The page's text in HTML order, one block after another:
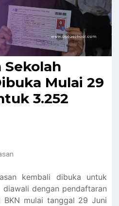
Mulai 29
3.252
kembali dibuka untuk
dengan pendaftaran
BKN mulai tanggal 29 Juni